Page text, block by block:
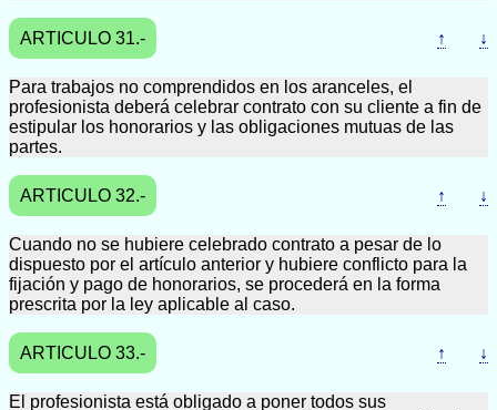
ARTICULO 31.- ↑ ↓
Para trabajos no comprendidos en los aranceles, el
profesionista deberá celebrar contrato con su cliente a fin de
estipular los honorarios y las obligaciones mutuas de las
partes.
ARTICULO 32.- ↑ ↓
Cuando no se hubiere celebrado contrato a pesar de lo
dispuesto por el artículo anterior y hubiere conflicto para la
fijación y pago de honorarios, se procederá en la forma
prescrita por la ley aplicable al caso.
ARTICULO 33.- ↑ ↓
El profesionista está obligado a poner todos sus